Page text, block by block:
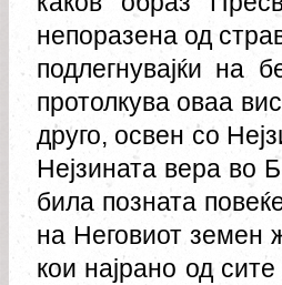
непоразена од
подлегнувајќи на
протолкува оваа
друго, освен со
Нејзината вера во
била позната
на Неговиот земен
кои најрано од